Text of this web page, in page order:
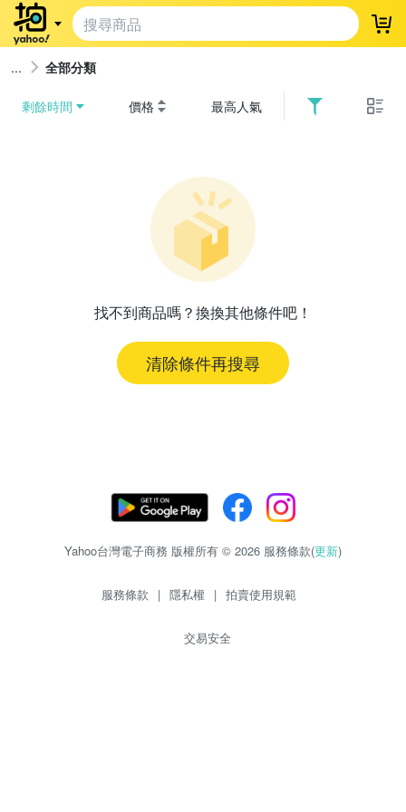
登
全部分類
剩餘時間 價格 最高人氣
找不到商品嗎？換換其他條件吧！
清除條件再搜尋
Yahoo台灣電子商務 版權所有 © 2026 服務條款(更新)
服務條款 | 隱私權 | 拍賣使用規範
交易安全